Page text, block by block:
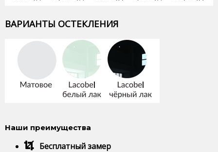
ВАРИАНТЫ ОСТЕКЛЕНИЯ
Наши преимущества
Бесплатный замер